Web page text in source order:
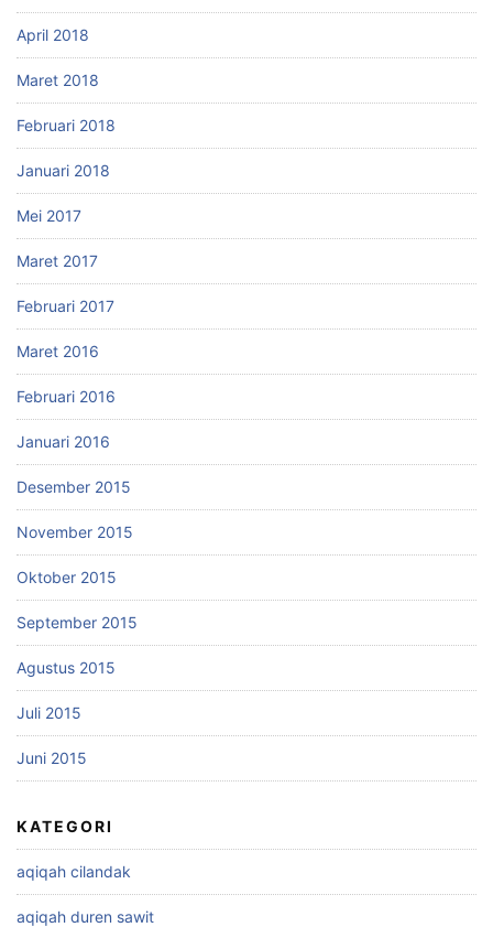
April 2018
Maret 2018
Februari 2018
Januari 2018
Mei 2017
Maret 2017
Februari 2017
Maret 2016
Februari 2016
Januari 2016
Desember 2015
November 2015
Oktober 2015
September 2015
Agustus 2015
Juli 2015
Juni 2015
KATEGORI
aqiqah cilandak
aqiqah duren sawit